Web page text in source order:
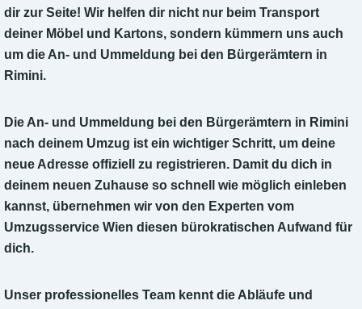
dir zur Seite! Wir helfen dir nicht nur beim Transport
deiner Möbel und Kartons, sondern kümmern uns auch
um die An- und Ummeldung bei den Bürgerämtern in
Rimini.
Die An- und Ummeldung bei den Bürgerämtern in Rimini
nach deinem Umzug ist ein wichtiger Schritt, um deine
neue Adresse offiziell zu registrieren. Damit du dich in
deinem neuen Zuhause so schnell wie möglich einleben
kannst, übernehmen wir von den Experten vom
Umzugsservice Wien diesen bürokratischen Aufwand für
dich.
Unser professionelles Team kennt die Abläufe und